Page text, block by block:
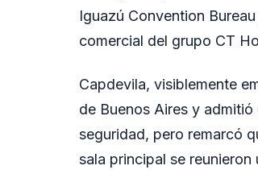
Iguazú Convention
comercial del grupo CT
Capdevila, visiblemente
de Buenos Aires y
seguridad, pero remarcó
sala principal se